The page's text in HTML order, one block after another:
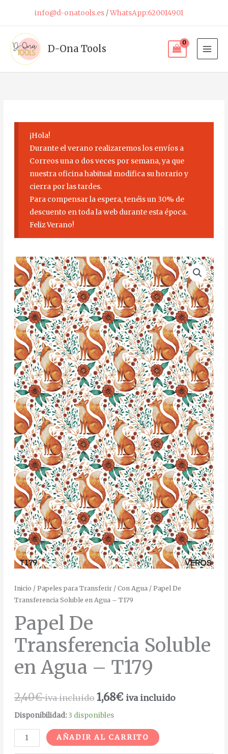
contenido
info@d-onatools.es/WhatsApp:620014901
D-Ona Tools
¡Hola!
Durante el verano realizaremos los envíos a
Correos una o dos veces por semana, ya que
nuestra oficina habitual modifica su horario y
cierra por las tardes.
Para compensar la espera, tenéis un 30% de
descuento en toda la web durante esta época.
Feliz Verano!
Inicio / Papeles para Transferir/ Con Agua/ Papel De
Transferencia Soluble en Agua – T179
Papel De
Transferencia Soluble
en Agua – T179
2,40€ iva incluido 1,68€ iva incluido
Disponibilidad: 3 disponibles
Papel
De
Transferencia
Soluble
en
Agua
-
T179
cantidad
AÑADIR AL CARRITO